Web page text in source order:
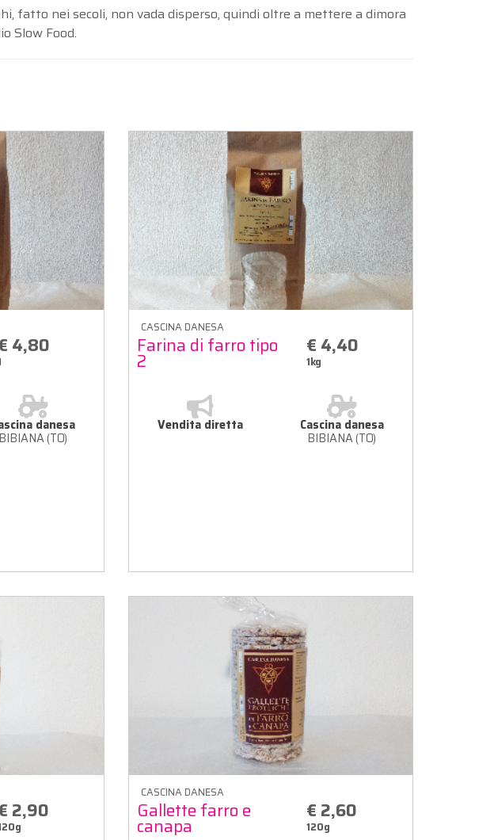
fatto nei secoli, non vada disperso, quindi oltre a mettere a dimora
Slow Food.
4,80
danesa
BIBIANA (TO)
CASCINA DANESA
Farina di farro tipo
2
€ 4,40
1kg
Vendita diretta Cascina danesa
BIBIANA (TO)
2,90
CASCINA DANESA
Gallette farro e
canapa
€ 2,60
120g